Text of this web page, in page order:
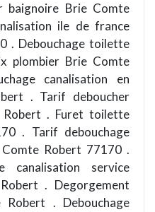
baignoire Brie Comte
ile de france
. Debouchage toilette
plombier Brie Comte
canalisation en
. Tarif deboucher
Robert . Furet toilette
. Tarif debouchage
Robert 77170 .
canalisation service
. Degorgement
Robert . Debouchage